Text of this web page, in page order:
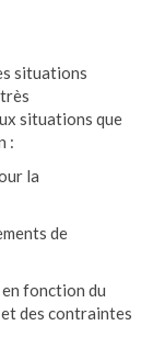
situations
situations que
:
la
de
fonction du
des contraintes